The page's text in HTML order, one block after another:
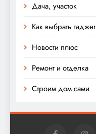
Дача, участок
Как выбрать гаджет
Новости плюс
Ремонт и отделка
Строим дом сами